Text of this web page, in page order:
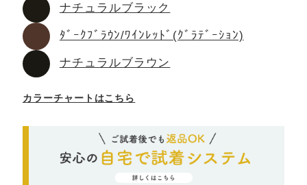
ナチュラルブラック
ﾀﾞｰｸﾌﾞﾗｳﾝ/ﾜｲﾝﾚｯﾄﾞ(ｸﾞﾗﾃﾞｰｼｮﾝ)
ナチュラルブラウン
カラーチャートはこちら